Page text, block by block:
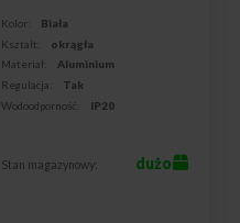
Kolor:
Biała
Kształt:
okrągła
Materiał:
Aluminium
Regulacja:
Tak
Wodoodporność:
IP20
Stan magazynowy: dużo